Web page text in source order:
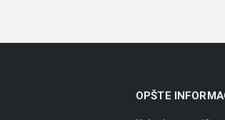
OPŠTE